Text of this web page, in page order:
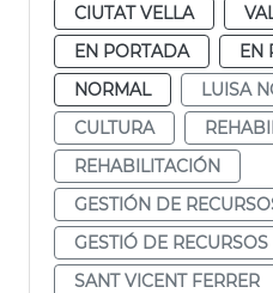
CIUTAT VELLA
EN PORTADA
EN
NORMAL
LUISA
CULTURA
REHABILITACIÓN
GESTIÓN DE
GESTIÓ DE RECURSOS
SANT VICENT FERRER